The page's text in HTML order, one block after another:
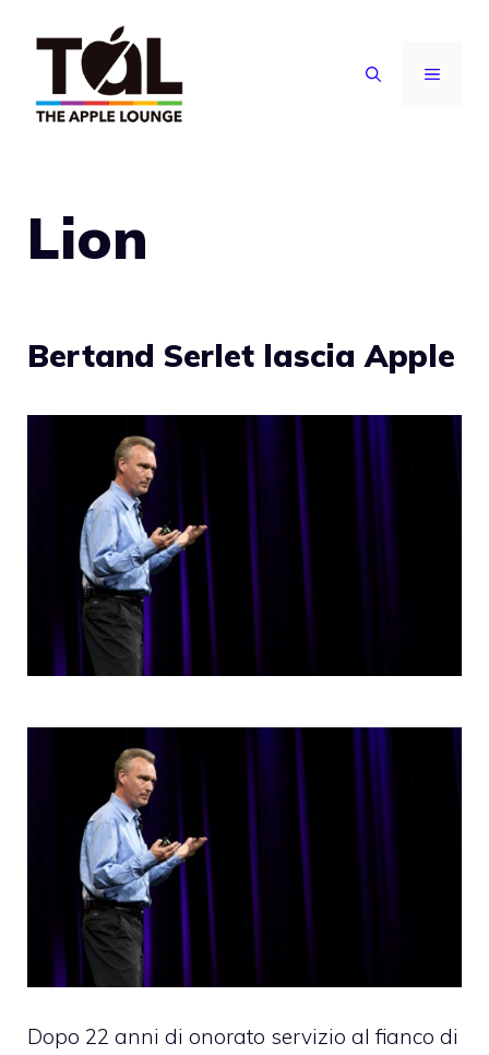
contenuto
MENU
Lion
Bertand Serlet lascia Apple
Dopo 22 anni di onorato servizio al fianco di